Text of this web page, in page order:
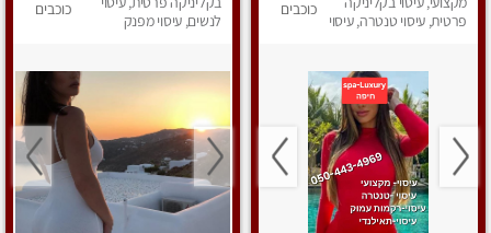
פרטית, עיסוי טנטרה, עיסוי
כוכבים
לנשים, עיסוי מפנק
כוכבים